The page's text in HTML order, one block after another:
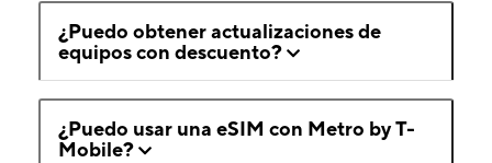
¿Puedo obtener actualizaciones de
equipos con descuento?
¿Puedo usar una eSIM con Metro by T-
Mobile?